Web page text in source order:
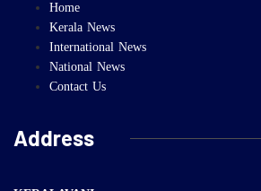
Home
Kerala News
International News
National News
Contact Us
Address